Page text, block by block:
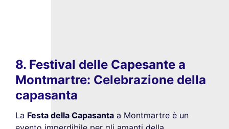
8. Festival delle Capesante a
Montmartre: Celebrazione della
capasanta
La Festa della Capasanta a Montmartre è un